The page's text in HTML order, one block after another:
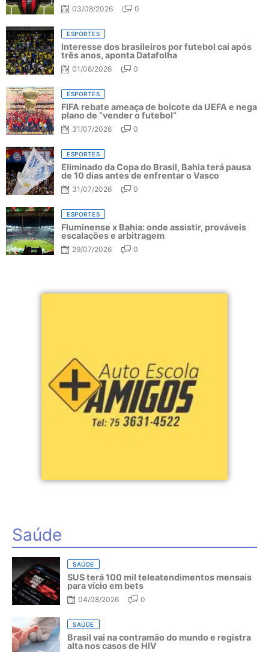
03/08/2026 0
ESPORTES
Interesse dos brasileiros por futebol cai após
três anos, aponta Datafolha
01/08/2026 0
ESPORTES
FIFA rebate ameaça de boicote da UEFA e nega
plano de “vender o futebol”
31/07/2026 0
ESPORTES
Eliminado da Copa do Brasil, Bahia terá pausa
de 10 dias antes de enfrentar o Vasco
31/07/2026 0
ESPORTES
Fluminense x Bahia: onde assistir, prováveis
escalações e arbitragem
29/07/2026 0
Saúde
SAÚDE
SUS terá 100 mil teleatendimentos mensais
para vício em bets
04/08/2026 0
SAÚDE
Brasil vai na contramão do mundo e registra
alta nos casos de HIV